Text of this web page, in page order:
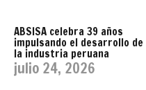
ABSISA celebra 39 años
impulsando el desarrollo de
la industria peruana
julio 24, 2026